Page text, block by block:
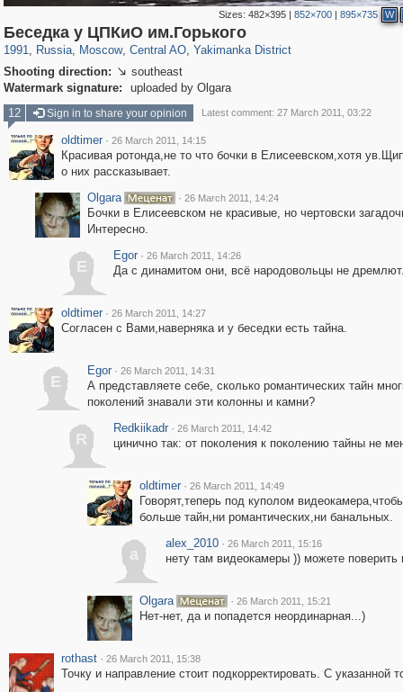
Sizes:482×395 |852×700 |895×735 W
Беседка у ЦПКиО им.Горького
1991, Russia
1,406,514 29,243
, Moscow
319,780 8,286
, Central AO
159,978 5,916
, Yakimanka District
13,375 458
Shooting direction:  southeast
Watermark signature:
uploaded by Olgara
12
Sign in to share your opinion Latest comment: 27 March 2011, 03:22
oldtimer · 26 March 2011, 14:15
Красивая ротонда,не то что бочки в Елисеевском,хотя
о них рассказывает.
Olgara
· 26 March 2011, 14:24
Бочки в Елисеевском не красивые, но чертовски
Интересно.
E
Egor · 26 March 2011, 14:26
Да с динамитом они, всё народовольцы не
oldtimer · 26 March 2011, 14:27
Согласен с Вами,наверняка и у беседки есть тайна.
E
Egor · 26 March 2011, 14:31
А представляете себе, сколько романтических тайн
поколений знавали эти колонны и камни?
R
Redkiikadr · 26 March 2011, 14:42
цинично так: от поколения к поколению тайны не
oldtimer · 26 March 2011, 14:49
Говорят,теперь под куполом
больше тайн,ни романтических,ни банальных.
a
alex_2010 · 26 March 2011, 15:16
нету там видеокамеры )) можете поверить
Olgara · 26 March 2011, 15:21
Нет-нет, да и попадется неординарная...)
rothast · 26 March 2011, 15:38
Точку и направление стоит подкорректировать. С